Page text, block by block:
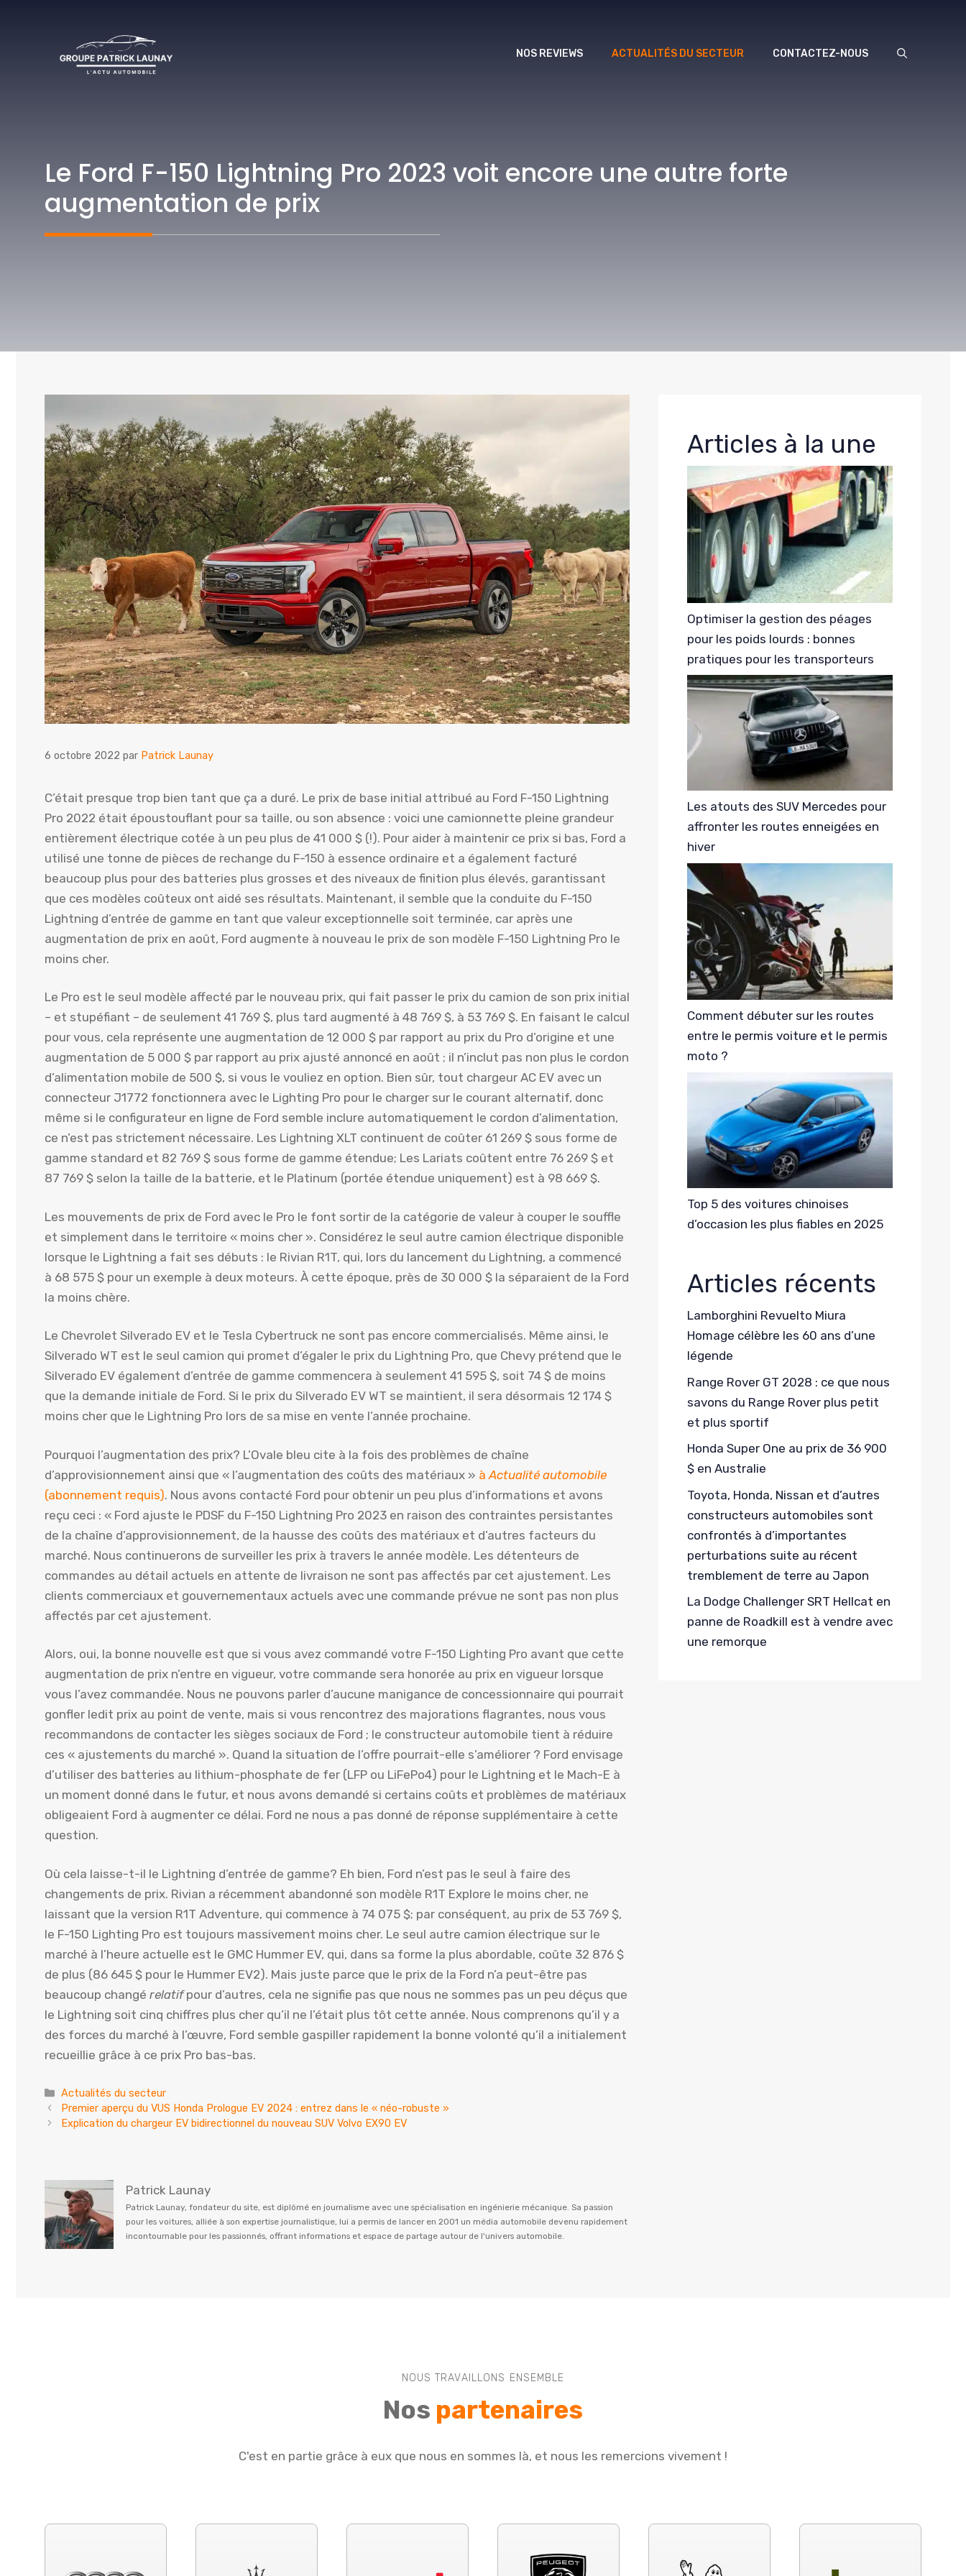
NOS REVIEWS ACTUALITÉS DU SECTEUR CONTACTEZ-NOUS
Le Ford F-150 Lightning Pro 2023 voit encore une autre forte
augmentation de prix
6 octobre 2022 par Patrick Launay
C’était presque trop bien tant que ça a duré. Le prix de base initial attribué au Ford F-150 Lightning
Pro 2022 était époustouflant pour sa taille, ou son absence : voici une camionnette pleine grandeur
entièrement électrique cotée à un peu plus de 41 000 $ (!). Pour aider à maintenir ce prix si bas, Ford a
utilisé une tonne de pièces de rechange du F-150 à essence ordinaire et a également facturé
beaucoup plus pour des batteries plus grosses et des niveaux de finition plus élevés, garantissant
que ces modèles coûteux ont aidé ses résultats. Maintenant, il semble que la conduite du F-150
Lightning d’entrée de gamme en tant que valeur exceptionnelle soit terminée, car après une
augmentation de prix en août, Ford augmente à nouveau le prix de son modèle F-150 Lightning Pro le
moins cher.
Le Pro est le seul modèle affecté par le nouveau prix, qui fait passer le prix du camion de son prix initial
– et stupéfiant – de seulement 41 769 $, plus tard augmenté à 48 769 $, à 53 769 $. En faisant le calcul
pour vous, cela représente une augmentation de 12 000 $ par rapport au prix du Pro d’origine et une
augmentation de 5 000 $ par rapport au prix ajusté annoncé en août ; il n’inclut pas non plus le cordon
d’alimentation mobile de 500 $, si vous le vouliez en option. Bien sûr, tout chargeur AC EV avec un
connecteur J1772 fonctionnera avec le Lighting Pro pour le charger sur le courant alternatif, donc
même si le configurateur en ligne de Ford semble inclure automatiquement le cordon d’alimentation,
ce n’est pas strictement nécessaire. Les Lightning XLT continuent de coûter 61 269 $ sous forme de
gamme standard et 82 769 $ sous forme de gamme étendue; Les Lariats coûtent entre 76 269 $ et
87 769 $ selon la taille de la batterie, et le Platinum (portée étendue uniquement) est à 98 669 $.
Les mouvements de prix de Ford avec le Pro le font sortir de la catégorie de valeur à couper le souffle
et simplement dans le territoire « moins cher ». Considérez le seul autre camion électrique disponible
lorsque le Lightning a fait ses débuts : le Rivian R1T, qui, lors du lancement du Lightning, a commencé
à 68 575 $ pour un exemple à deux moteurs. À cette époque, près de 30 000 $ la séparaient de la Ford
la moins chère.
Le Chevrolet Silverado EV et le Tesla Cybertruck ne sont pas encore commercialisés. Même ainsi, le
Silverado WT est le seul camion qui promet d’égaler le prix du Lightning Pro, que Chevy prétend que le
Silverado EV également d’entrée de gamme commencera à seulement 41 595 $, soit 74 $ de moins
que la demande initiale de Ford. Si le prix du Silverado EV WT se maintient, il sera désormais 12 174 $
moins cher que le Lightning Pro lors de sa mise en vente l’année prochaine.
Pourquoi l’augmentation des prix? L’Ovale bleu cite à la fois des problèmes de chaîne
d’approvisionnement ainsi que « l’augmentation des coûts des matériaux » àActualité automobile
(abonnement requis). Nous avons contacté Ford pour obtenir un peu plus d’informations et avons
reçu ceci : « Ford ajuste le PDSF du F-150 Lightning Pro 2023 en raison des contraintes persistantes
de la chaîne d’approvisionnement, de la hausse des coûts des matériaux et d’autres facteurs du
marché. Nous continuerons de surveiller les prix à travers le année modèle. Les détenteurs de
commandes au détail actuels en attente de livraison ne sont pas affectés par cet ajustement. Les
clients commerciaux et gouvernementaux actuels avec une commande prévue ne sont pas non plus
affectés par cet ajustement.
Alors, oui, la bonne nouvelle est que si vous avez commandé votre F-150 Lighting Pro avant que cette
augmentation de prix n’entre en vigueur, votre commande sera honorée au prix en vigueur lorsque
vous l’avez commandée. Nous ne pouvons parler d’aucune manigance de concessionnaire qui pourrait
gonfler ledit prix au point de vente, mais si vous rencontrez des majorations flagrantes, nous vous
recommandons de contacter les sièges sociaux de Ford ; le constructeur automobile tient à réduire
ces « ajustements du marché ». Quand la situation de l’offre pourrait-elle s’améliorer ? Ford envisage
d’utiliser des batteries au lithium-phosphate de fer (LFP ou LiFePo4) pour le Lightning et le Mach-E à
un moment donné dans le futur, et nous avons demandé si certains coûts et problèmes de matériaux
obligeaient Ford à augmenter ce délai. Ford ne nous a pas donné de réponse supplémentaire à cette
question.
Où cela laisse-t-il le Lightning d’entrée de gamme? Eh bien, Ford n’est pas le seul à faire des
changements de prix. Rivian a récemment abandonné son modèle R1T Explore le moins cher, ne
laissant que la version R1T Adventure, qui commence à 74 075 $; par conséquent, au prix de 53 769 $,
le F-150 Lighting Pro est toujours massivement moins cher. Le seul autre camion électrique sur le
marché à l’heure actuelle est le GMC Hummer EV, qui, dans sa forme la plus abordable, coûte 32 876 $
de plus (86 645 $ pour le Hummer EV2). Mais juste parce que le prix de la Ford n’a peut-être pas
beaucoup changé relatifpour d’autres, cela ne signifie pas que nous ne sommes pas un peu déçus que
le Lightning soit cinq chiffres plus cher qu’il ne l’était plus tôt cette année. Nous comprenons qu’il y a
des forces du marché à l’œuvre, Ford semble gaspiller rapidement la bonne volonté qu’il a initialement
recueillie grâce à ce prix Pro bas-bas.
Catégories
Actualités du secteur
Premier aperçu du VUS Honda Prologue EV 2024 : entrez dans le « néo-robuste »
Explication du chargeur EV bidirectionnel du nouveau SUV Volvo EX90 EV
Patrick Launay
Patrick Launay, fondateur du site, est diplômé en journalisme avec une spécialisation en ingénierie mécanique. Sa passion
pour les voitures, alliée à son expertise journalistique, lui a permis de lancer en 2001 un média automobile devenu rapidement
incontournable pour les passionnés, offrant informations et espace de partage autour de l'univers automobile.
Articles à la une
Optimiser la gestion des péages
pour les poids lourds : bonnes
pratiques pour les transporteurs
Les atouts des SUV Mercedes pour
affronter les routes enneigées en
hiver
Comment débuter sur les routes
entre le permis voiture et le permis
moto ?
Top 5 des voitures chinoises
d’occasion les plus fiables en 2025
Articles récents
Lamborghini Revuelto Miura
Homage célèbre les 60 ans d’une
légende
Range Rover GT 2028 : ce que nous
savons du Range Rover plus petit
et plus sportif
Honda Super One au prix de 36 900
$ en Australie
Toyota, Honda, Nissan et d’autres
constructeurs automobiles sont
confrontés à d’importantes
perturbations suite au récent
tremblement de terre au Japon
La Dodge Challenger SRT Hellcat en
panne de Roadkill est à vendre avec
une remorque
NOUS TRAVAILLONS ENSEMBLE
Nos partenaires
C'est en partie grâce à eux que nous en sommes là, et nous les remercions vivement !